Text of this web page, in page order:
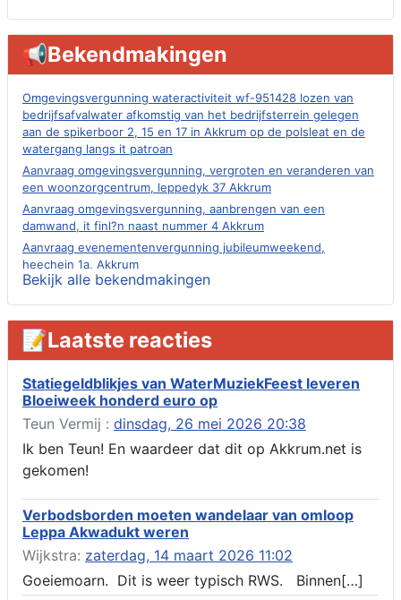
📢Bekendmakingen
Omgevingsvergunning wateractiviteit wf-951428 lozen van
bedrijfsafvalwater afkomstig van het bedrijfsterrein gelegen
aan de spikerboor 2, 15 en 17 in Akkrum op de polsleat en de
watergang langs it patroan
Aanvraag omgevingsvergunning, vergroten en veranderen van
een woonzorgcentrum, leppedyk 37 Akkrum
Aanvraag omgevingsvergunning, aanbrengen van een
damwand, it finl?n naast nummer 4 Akkrum
Aanvraag evenementenvergunning jubileumweekend,
heechein 1a, Akkrum
Verlening omgevingsvergunning, tijdelijk gebruik openbare
ruimte 02-10 t/m 02-11-2026, sitadel voor nr 6 te Akkrum
Aanvraag omgevingsvergunning, tijdelijk gebruik openbare
ruimte 02-10 t/m 02-11-2026, sitadel voor nr 6 te Akkrum
Verlenging beslistermijn aanvraag omgevingsvergunning,
heechein 28, 8491 em Akkrum
Aanvraag omgevingsvergunning, veranderen van een woning
(voordeur en dakkapel), boarnsterdyk 75 Akkrum
aanbrengen van asfalt t.b.v. onderhoud fietspad t.h.v
boarnsterdyk, Akkrum
Verlening ontheffing geluid, boarnsw?l Akkrum
Kennisgeving vergunningaanvraag voor het -bouwwerken,
werken en objecten in of bij een oppervlaktewaterlichaam, niet
zijnde de noordzee, of waterkering in beheer bij het rijk te
Akkrum
Bekijk alle bekendmakingen
📝Laatste reacties
Statiegeldblikjes van WaterMuziekFeest leveren
Bloeiweek honderd euro op
Teun Vermij : dinsdag, 26 mei 2026 20:38
Ik ben Teun! En waardeer dat dit op Akkrum.net is
gekomen!
Verbodsborden moeten wandelaar van omloop
Leppa Akwadukt weren
Wijkstra: zaterdag, 14 maart 2026 11:02
Goeiemoarn. Dit is weer typisch RWS. Binnen[…]